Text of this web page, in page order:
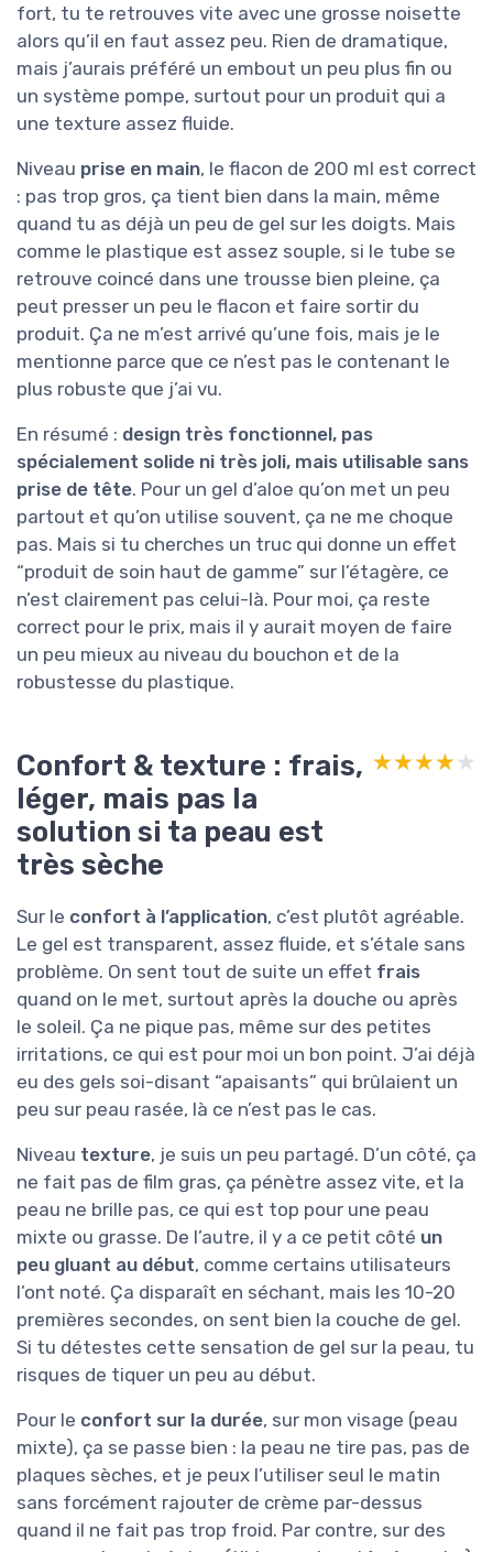
fort, tu te retrouves vite avec une grosse noisette
alors qu’il en faut assez peu. Rien de dramatique,
mais j’aurais préféré un embout un peu plus fin ou
un système pompe, surtout pour un produit qui a
une texture assez fluide.
Niveau prise en main, le flacon de 200 ml est correct
: pas trop gros, ça tient bien dans la main, même
quand tu as déjà un peu de gel sur les doigts. Mais
comme le plastique est assez souple, si le tube se
retrouve coincé dans une trousse bien pleine, ça
peut presser un peu le flacon et faire sortir du
produit. Ça ne m’est arrivé qu’une fois, mais je le
mentionne parce que ce n’est pas le contenant le
plus robuste que j’ai vu.
En résumé : design très fonctionnel, pas
spécialement solide ni très joli, mais utilisable sans
prise de tête. Pour un gel d’aloe qu’on met un peu
partout et qu’on utilise souvent, ça ne me choque
pas. Mais si tu cherches un truc qui donne un effet
“produit de soin haut de gamme” sur l’étagère, ce
n’est clairement pas celui-là. Pour moi, ça reste
correct pour le prix, mais il y aurait moyen de faire
un peu mieux au niveau du bouchon et de la
robustesse du plastique.
Confort & texture : frais,
léger, mais pas la
solution si ta peau est
très sèche
★★★★★
★★★★★
Sur le confort à l’application, c’est plutôt agréable.
Le gel est transparent, assez fluide, et s’étale sans
problème. On sent tout de suite un effet frais
quand on le met, surtout après la douche ou après
le soleil. Ça ne pique pas, même sur des petites
irritations, ce qui est pour moi un bon point. J’ai déjà
eu des gels soi-disant “apaisants” qui brûlaient un
peu sur peau rasée, là ce n’est pas le cas.
Niveau texture, je suis un peu partagé. D’un côté, ça
ne fait pas de film gras, ça pénètre assez vite, et la
peau ne brille pas, ce qui est top pour une peau
mixte ou grasse. De l’autre, il y a ce petit côté un
peu gluant au début, comme certains utilisateurs
l’ont noté. Ça disparaît en séchant, mais les 10-20
premières secondes, on sent bien la couche de gel.
Si tu détestes cette sensation de gel sur la peau, tu
risques de tiquer un peu au début.
Pour le confort sur la durée, sur mon visage (peau
mixte), ça se passe bien : la peau ne tire pas, pas de
plaques sèches, et je peux l’utiliser seul le matin
sans forcément rajouter de crème par-dessus
quand il ne fait pas trop froid. Par contre, sur des